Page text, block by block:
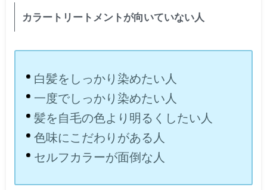
カラートリートメントが向いていない人
白髪をしっかり染めたい人
一度でしっかり染めたい人
髪を自毛の色より明るくしたい人
色味にこだわりがある人
セルフカラーが面倒な人